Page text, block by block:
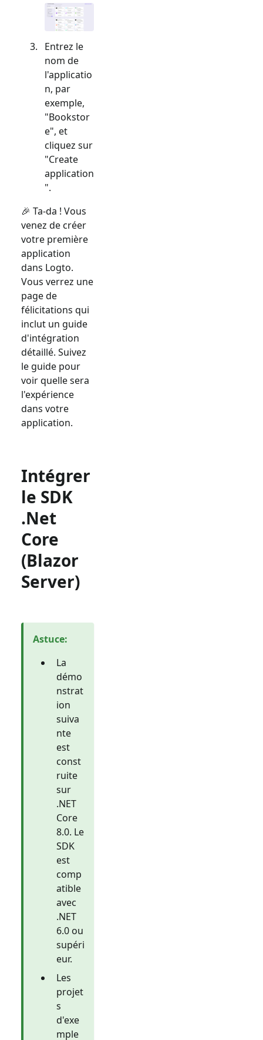
Entrez le
nom de
l'applicatio
n, par
exemple,
"Bookstor
e", et
cliquez sur
"Create
application
".
🎉 Ta-da ! Vous
venez de créer
votre première
application
dans Logto.
Vous verrez une
page de
félicitations qui
inclut un guide
d'intégration
détaillé. Suivez
le guide pour
voir quelle sera
l'expérience
dans votre
application.
Intégrer
le SDK
.Net
Core
(Blazor
Server)
Astuce:
La
démo
nstrat
ion
suiva
nte
est
const
ruite
sur
.NET
Core
8.0. Le
SDK
est
comp
atible
avec
.NET
6.0 ou
supéri
eur.
Les
projet
s
d'exe
mple